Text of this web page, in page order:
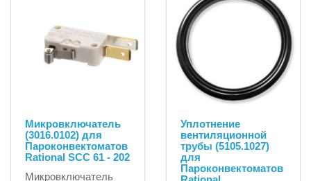
Микровключатель
(3016.0102) для
Пароконвектоматов
Rational SCC 61 - 202
Микровключатель
Уплотнение
вентиляционной
трубы (5105.1027)
для
Пароконвектоматов